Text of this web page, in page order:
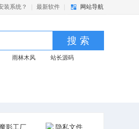
装系统？ 最新软件 网站导航
搜 索
雨林木风 站长源码